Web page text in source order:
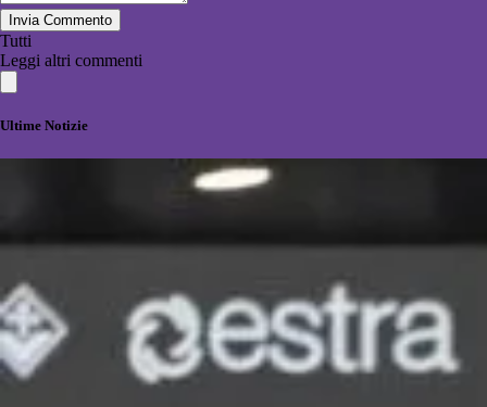
Invia Commento
Tutti
Leggi altri commenti
Ultime Notizie